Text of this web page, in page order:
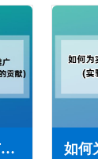
变频螺杆空压机广泛的应用和推广(为工业生产和环境保护做出更大的贡献)